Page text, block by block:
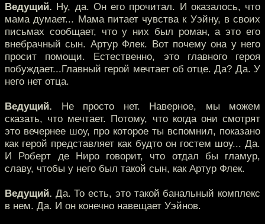
Ведущий. Ну, да. Он его прочитал. И оказалось, что
мама думает... Мама питает чувства к Уэйну, в своих
письмах сообщает, что у них был роман, а это его
внебрачный сын. Артур Флек. Вот почему она у него
просит помощи. Естественно, это главного героя
побуждает...Главный герой мечтает об отце. Да? Да. У
него нет отца.
Ведущий. Не просто нет. Наверное, мы можем
сказать, что мечтает. Потому, что когда они смотрят
это вечернее шоу, про которое ты вспомнил, показано
как герой представляет как будто он гостем шоу... Да.
И Роберт де Ниро говорит, что отдал бы гламур,
славу, чтобы у него был такой сын, как Артур Флек.
Ведущий. Да. То есть, это такой банальный комплекс
в нем. Да. И он конечно навещает Уэйнов.